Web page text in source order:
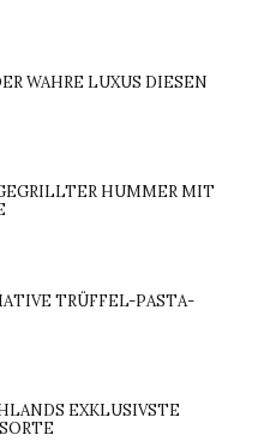
WAHRE LUXUS DIESEN
HUMMER MIT
TRÜFFEL-PASTA-
EXKLUSIVSTE